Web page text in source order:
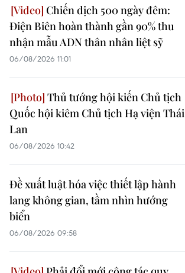
Chiến dịch 500 ngày đêm:
Điện Biên hoàn thành gần 90% thu
nhận mẫu ADN thân nhân liệt sỹ
06/08/2026 11:01
Thủ tướng hội kiến Chủ tịch
Quốc hội kiêm Chủ tịch Hạ viện Thái
Lan
06/08/2026 10:42
Đề xuất luật hóa việc thiết lập hành
lang không gian, tầm nhìn hướng
biển
06/08/2026 09:58